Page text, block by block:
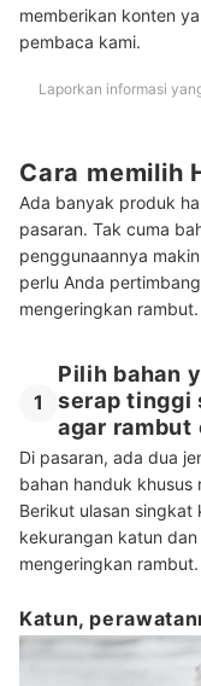
memberikan konten
pembaca kami.
Laporkan informasi
Cara memilih
Ada banyak produk
pasaran. Tak cuma
penggunaannya
perlu Anda
mengeringkan rambut.
1
Pilih bahan
serap tinggi
agar
Di pasaran, ada dua
bahan handuk
Berikut ulasan singkat
kekurangan katun dan
mengeringkan rambut.
Katun,